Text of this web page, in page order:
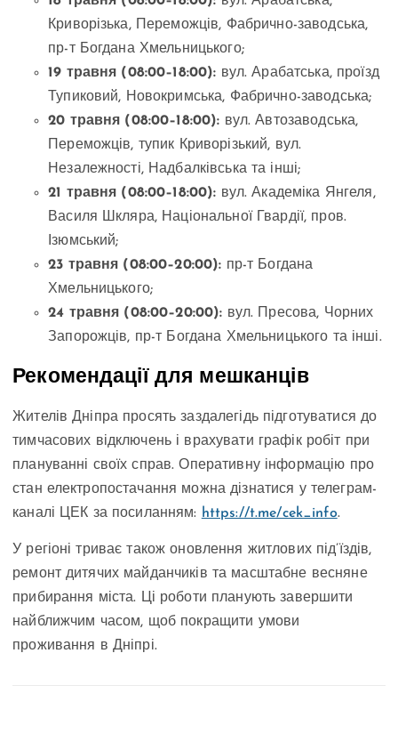
Криворізька, Переможців, Фабрично-заводська,
пр-т Богдана Хмельницького;
19 травня (08:00–18:00): вул. Арабатська, проїзд
Тупиковий, Новокримська, Фабрично-заводська;
20 травня (08:00–18:00): вул. Автозаводська,
Переможців, тупик Криворізький, вул.
Незалежності, Надбалківська та інші;
21 травня (08:00–18:00): вул. Академіка Янгеля,
Василя Шкляра, Національної Гвардії, пров.
Ізюмський;
23 травня (08:00–20:00): пр-т Богдана
Хмельницького;
24 травня (08:00–20:00): вул. Пресова, Чорних
Запорожців, пр-т Богдана Хмельницького та інші.
Рекомендації для мешканців
Жителів Дніпра просять заздалегідь підготуватися до
тимчасових відключень і врахувати графік робіт при
плануванні своїх справ. Оперативну інформацію про
стан електропостачання можна дізнатися у телеграм-
каналі ЦЕК за посиланням: https://t.me/cek_info.
У регіоні триває також оновлення житлових під’їздів,
ремонт дитячих майданчиків та масштабне весняне
прибирання міста. Ці роботи планують завершити
найближчим часом, щоб покращити умови
проживання в Дніпрі.